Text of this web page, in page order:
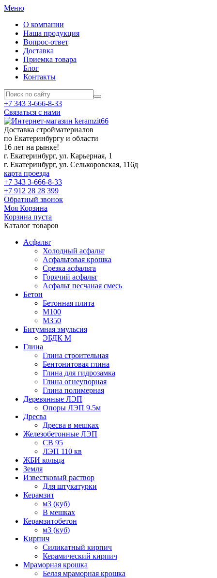
Меню
О компании
Наша продукция
Вопрос-ответ
Доставка
Приемка товара
Блог
Контакты
+7 343 3-666-8-33
Связаться с нами
Доставка стройматериалов
по Екатеринбургу и области
16 лет на рынке!
г. Екатеринбург, ул. Карьерная, 1
г. Екатеринбург, ул. Селькоровская, 116д
карта проезда
+7 343 3-666-8-33
+7 912 28 28 399
Обратный звонок
Моя Корзина
Корзина пуста
Каталог товаров
Асфальт
Холодный асфальт
Асфальтовая крошка
Срезка асфальта
Горячий асфальт
Асфальт песчаная смесь
Бетон
Бетонная плита
М100
М350
Битумная эмульсия
ЭБДК М
Глина
Глина строительная
Бентонитовая глина
Глина для гидрозамка
Глина огнеупорная
Глина полимерная
Деревянные ЛЭП
Опоры ЛЭП 9.5м
Дресва
Дресва в мешках
Железобетонные ЛЭП
СВ 95
ЛЭП 110 кв
ЖБИ кольца
Земля
Известковый раствор
Для штукатурки
Керамзит
м3 (куб)
В мешках
Керамзитобетон
м3 (куб)
Кирпич
Силикатный кирпич
Керамический кирпич
Мраморная крошка
Белая мраморная крошка